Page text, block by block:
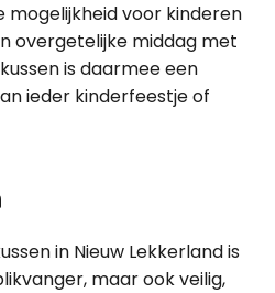
voor kinderen
overgetelijke middag met
is daarmee een
ieder kinderfeestje of
in Nieuw Lekkerland is
maar ook veilig,